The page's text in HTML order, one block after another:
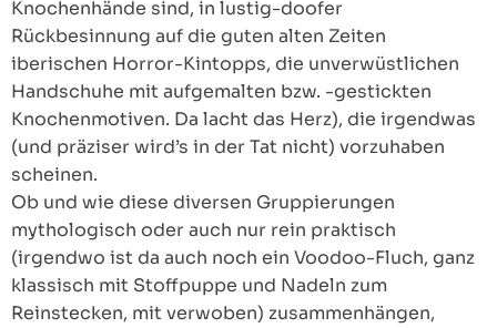
Knochenhände sind, in lustig-doofer
Rückbesinnung auf die guten alten Zeiten
iberischen Horror-Kintopps, die unverwüstlichen
Handschuhe mit aufgemalten bzw. -gestickten
Knochenmotiven. Da lacht das Herz), die irgendwas
(und präziser wird’s in der Tat nicht) vorzuhaben
scheinen.
Ob und wie diese diversen Gruppierungen
mythologisch oder auch nur rein praktisch
(irgendwo ist da auch noch ein Voodoo-Fluch, ganz
klassisch mit Stoffpuppe und Nadeln zum
Reinstecken, mit verwoben) zusammenhängen,